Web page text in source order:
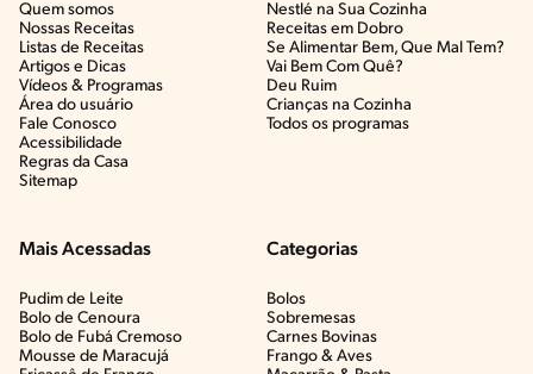
Quem somos
Nossas Receitas
Listas de Receitas​
Artigos e Dicas​
Vídeos & Programas​
Área do usuário
Fale Conosco
Acessibilidade
Regras da Casa
Sitemap
Nestlé na Sua Cozinha
Receitas em Dobro
Se Alimentar Bem, Que Mal Tem?​
Vai Bem Com Quê?​
Deu Ruim​
Crianças na Cozinha​
Todos os programas
Mais Acessadas
Pudim de Leite
Bolo de Cenoura
Bolo de Fubá Cremoso
Mousse de Maracujá
Categorias
Bolos
Sobremesas
Carnes Bovinas​
Frango & Aves​